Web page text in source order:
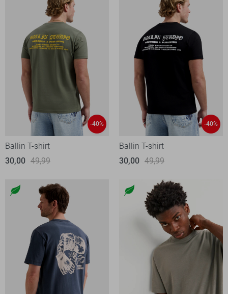
-40%
Ballin T-shirt
30,00 49,99
-40%
Ballin T-shirt
30,00 49,99